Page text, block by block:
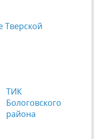
ТИК
Бологовского
района